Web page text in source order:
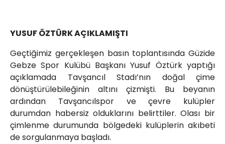
YUSUF ÖZTÜRK AÇIKLAMIŞTI
Geçtiğimiz gerçekleşen basın toplantısında Güzide
Gebze Spor Kulübü Başkanı Yusuf Öztürk yaptığı
açıklamada Tavşancıl Stadı’nın doğal çime
dönüştürülebileğinin altını çizmişti. Bu beyanın
ardından Tavşancılspor ve çevre kulüpler
durumdan habersiz olduklarını belirttiler. Olası bir
çimlenme durumunda bölgedeki kulüplerin akıbeti
de sorgulanmaya başladı.